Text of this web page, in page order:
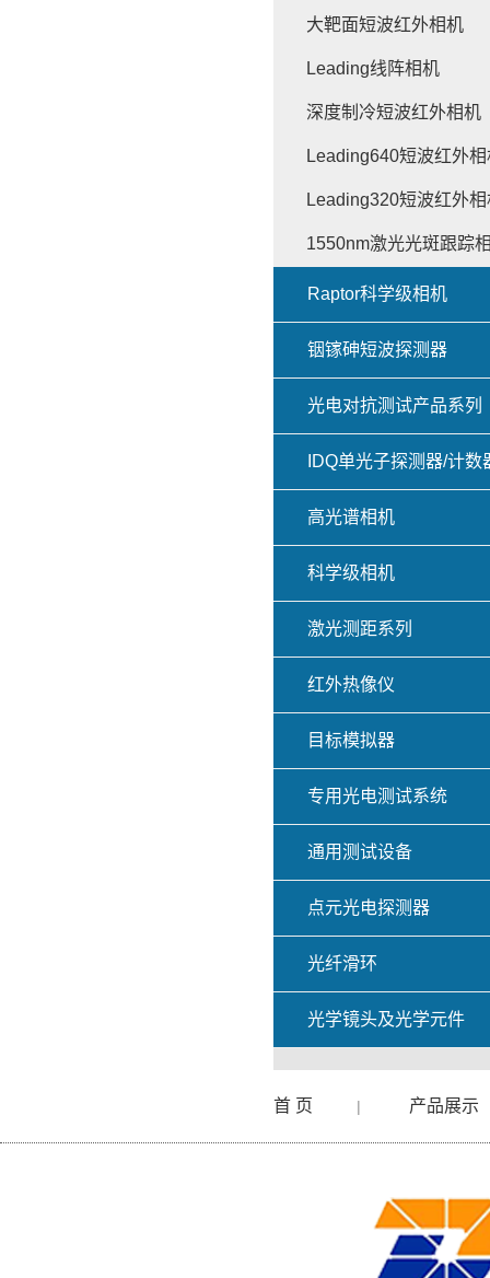
大靶面短波红外相机
Leading线阵相机
深度制冷短波红外相机
Leading640短波红外相
Leading320短波红外相
1550nm激光光斑跟踪
Raptor科学级相机
铟镓砷短波探测器
光电对抗测试产品系列
IDQ单光子探测器/计数
高光谱相机
科学级相机
激光测距系列
红外热像仪
目标模拟器
专用光电测试系统
通用测试设备
点元光电探测器
光纤滑环
光学镜头及光学元件
首 页 | 产品展示